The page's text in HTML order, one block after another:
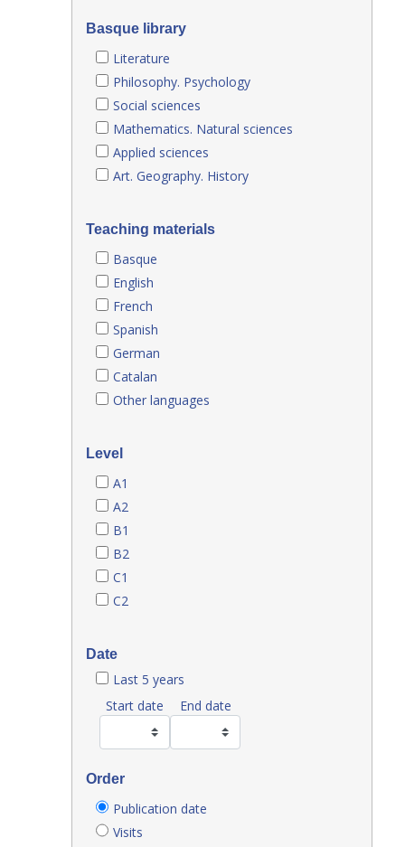
Basque library
Literature
Philosophy. Psychology
Social sciences
Mathematics. Natural sciences
Applied sciences
Art. Geography. History
Teaching materials
Basque
English
French
Spanish
German
Catalan
Other languages
Level
A1
A2
B1
B2
C1
C2
Date
Last 5 years
Start date
End date
Order
Publication date
Visits